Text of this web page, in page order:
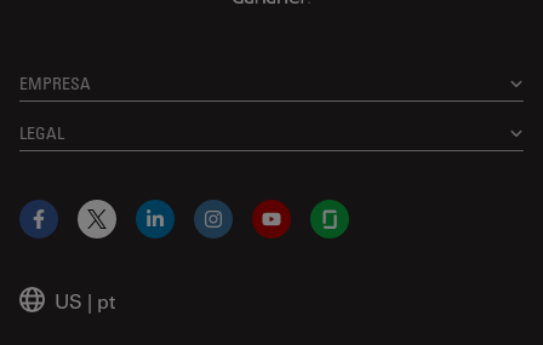
EMPRESA
LEGAL
US | pt
Facebook
X LinkedInInstagramYouTubeGlassdoor